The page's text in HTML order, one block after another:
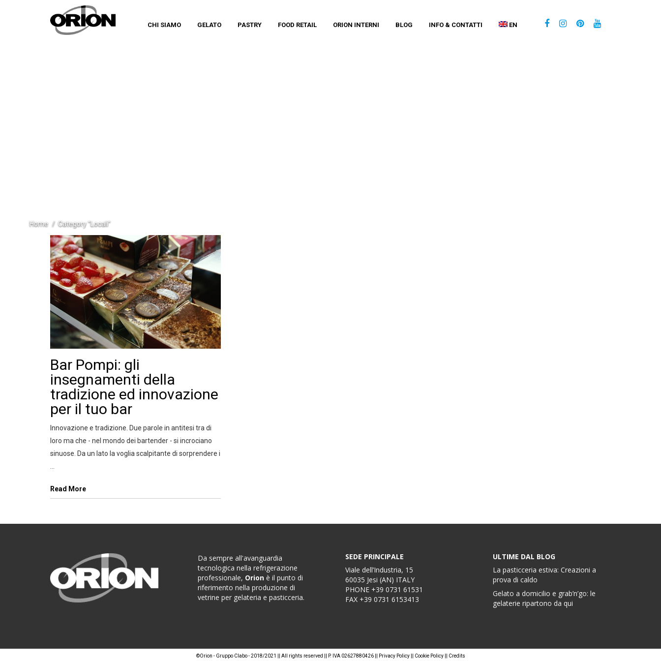
CHI SIAMO GELATO PASTRY FOOD RETAIL ORION INTERNI BLOG INFO & CONTATTI EN
Home Category "Locali"
Bar Pompi: gli
insegnamenti della
tradizione ed innovazione
per il tuo bar
Innovazione e tradizione. Due parole in antitesi tra di
loro ma che - nel mondo dei bartender - si incrociano
sinuose. Da un lato la voglia scalpitante di sorprendere i
Read More
Da sempre all'avanguardia
tecnologica nella refrigerazione
professionale, Orion è il punto di
riferimento nella produzione di
vetrine per gelateria e pasticceria.
SEDE PRINCIPALE
Viale dell’Industria, 15
60035 Jesi (AN) ITALY
PHONE +39 0731 61531
FAX +39 0731 6153413
ULTIME DAL BLOG
La pasticceria estiva: Creazioni a
prova di caldo
Gelato a domicilio e grab’n’go: le
gelaterie ripartono da qui
©Orion - Gruppo Clabo - 2018/2021 || All rights reserved || P. IVA 02627880426 || Privacy Policy|| Cookie Policy|| Credits